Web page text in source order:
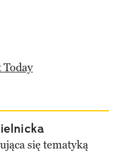
Today
się tematyką